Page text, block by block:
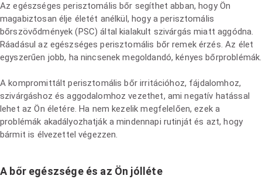
Az egészséges perisztomális bőr segíthet abban, hogy Ön
magabiztosan élje életét anélkül, hogy a perisztomális
bőrszövődmények (PSC) által kialakult szivárgás miatt aggódna.
Ráadásul az egészséges perisztomális bőr remek érzés. Az élet
egyszerűen jobb, ha nincsenek megoldandó, kényes bőrproblémák.
A kompromittált perisztomális bőr irritációhoz, fájdalomhoz,
szivárgáshoz és aggodalomhoz vezethet, ami negatív hatással
lehet az Ön életére. Ha nem kezelik megfelelően, ezek a
problémák akadályozhatják a mindennapi rutinját és azt, hogy
bármit is élvezettel végezzen.
A bőr egészsége és az Ön jólléte